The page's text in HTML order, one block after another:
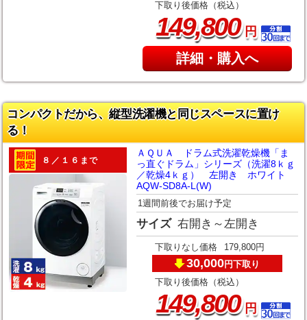
下取り後価格（税込）
149,800円
詳細・購入へ
コンパクトだから、縦型洗濯機と同じスペースに置け
る！
８／１６まで
ＡＱＵＡ ドラム式洗濯乾燥機「ま
っ直ぐドラム」シリーズ（洗濯8ｋｇ
／乾燥4ｋｇ） 左開き ホワイト
AQW-SD8A-L(W)
1週間前後でお届け予定
サイズ 右開き～左開き
下取りなし価格 179,800円
30,000円下取り
下取り後価格（税込）
149,800円